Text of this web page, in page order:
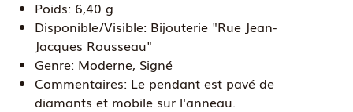
Poids: 6,40 g
Disponible/Visible: Bijouterie "Rue Jean-
Jacques Rousseau"
Genre: Moderne, Signé
Commentaires: Le pendant est pavé de
diamants et mobile sur l'anneau.